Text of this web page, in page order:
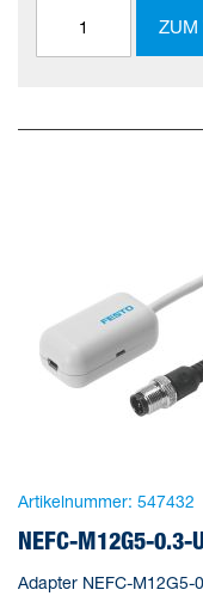
ZUM
Artikelnummer: 547432
NEFC-M12G5-0.3-
Adapter NEFC-M12G5-